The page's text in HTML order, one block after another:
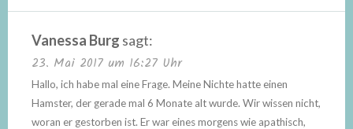
Vanessa Burg sagt:
23. Mai 2017 um 16:27 Uhr
Hallo, ich habe mal eine Frage. Meine Nichte hatte einen
Hamster, der gerade mal 6 Monate alt wurde. Wir wissen nicht,
woran er gestorben ist. Er war eines morgens wie apathisch,